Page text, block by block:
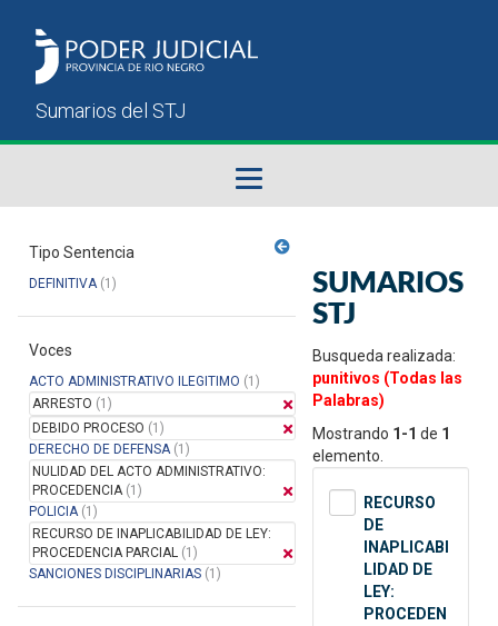
Sumarios del STJ
Manual del Usuario
Tipo Sentencia
DEFINITIVA(1)
Voces
ACTO ADMINISTRATIVO ILEGITIMO (1)
ARRESTO (1)
DEBIDO PROCESO (1)
DERECHO DE DEFENSA(1)
NULIDAD DEL ACTO ADMINISTRATIVO:
PROCEDENCIA(1)
POLICIA(1)
RECURSO DE INAPLICABILIDAD DE LEY:
PROCEDENCIA PARCIAL (1)
SANCIONES DISCIPLINARIAS (1)
SUMARIOS
STJ
Busqueda realizada:
punitivos (Todas las
Palabras)
Mostrando 1-1 de 1
elemento.
RECURSO
DE
INAPLICABI
LIDAD DE
LEY:
PROCEDEN